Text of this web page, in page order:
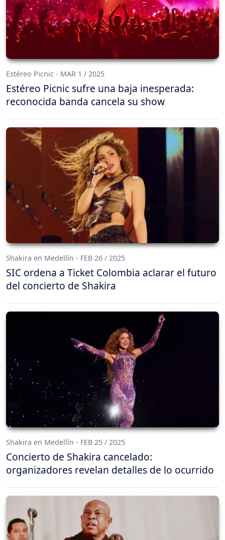
Estéreo Picnic - MAR 1 / 2025
Estéreo Picnic sufre una baja inesperada:
reconocida banda cancela su show
Shakira en Medellín - FEB 26 / 2025
SIC ordena a Ticket Colombia aclarar el futuro
del concierto de Shakira
Shakira en Medellín - FEB 25 / 2025
Concierto de Shakira cancelado:
organizadores revelan detalles de lo ocurrido